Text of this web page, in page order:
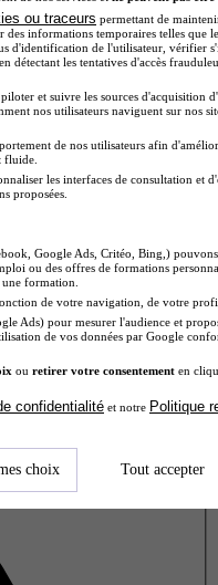
ou traceurs permettant de
informations temporaires telles que
d'identification de l'utilisateur, vérifier
détectant les tentatives d'accès
et suivre les sources d'acquisition
nos utilisateurs naviguent sur nos
de nos utilisateurs afin
fluide.
les interfaces de consultation et
proposées.
Google Ads, Critéo, Bing,)
ou des offres de formations
formation.
de votre navigation, de votre
Ads) pour mesurer l'audience et
de vos données par Google
ou retirer votre consentement en
confidentialité et notre Politique
choix Tout accepter